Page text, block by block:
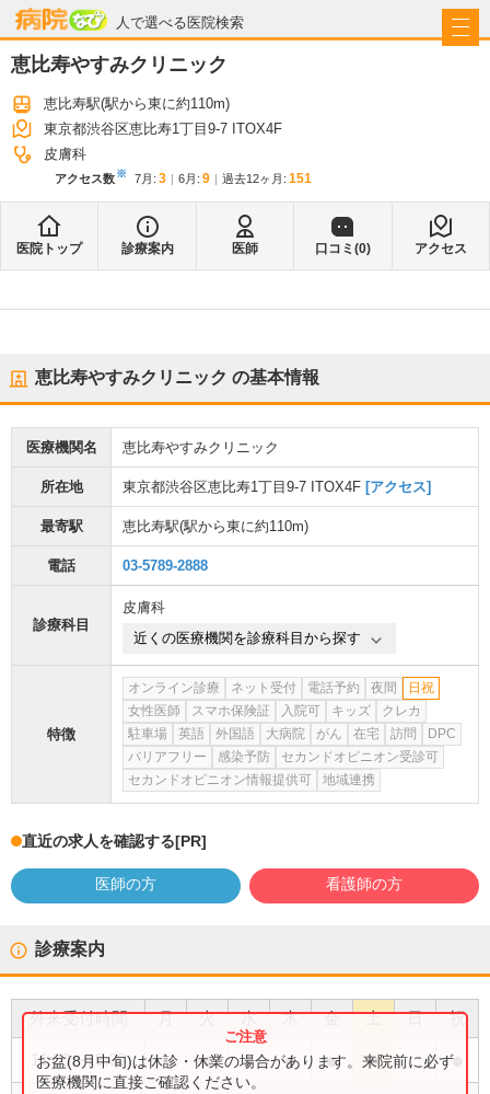
人で選べる医院検索
病院なび
恵比寿やすみクリニック
恵比寿駅(駅から東に約110m)
東京都渋谷区恵比寿1丁目9-7 ITOX4F
皮膚科
アクセス数※ 7月 : 3 6月 : 9 過去12ヶ月: 151
医院トップ 診療案内 医師 口コミ(0) アクセス
恵比寿やすみクリニック の基本情報
医療機関名 恵比寿やすみクリニック
所在地 東京都渋谷区恵比寿1丁目9-7 ITOX4F [アクセス]
最寄駅 恵比寿駅(駅から東に約110m)
電話 03-5789-2888
診療科目
皮膚科
近くの医療機関を診療科目から探す
特徴
オンライン診療 ネット受付 電話予約 夜間
日祝
女性医師
スマホ保険証 入院可 キッズ
クレカ
駐車場
英語 外国語 大病院 がん 在宅 訪問
DPC
バリアフリー
感染予防
セカンドオピニオン受診可
セカンドオピニオン情報提供可
地域連携
直近の求人を確認する[PR]
医師の方 看護師の方
診療案内
外来受付時間 月 火 水 木 金 土 日 祝
11:00〜19:00 ● ● ● ● ● ●
お盆(8月中旬)は休診・休業の場合があります。来院前に必ず
医療機関に直接ご確認ください。